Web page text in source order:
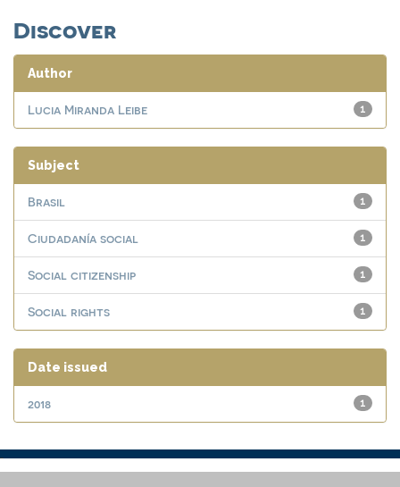
Discover
Author
1
Lucia Miranda Leibe
Subject
1
Brasil
1
Ciudadanía social
1
Social citizenship
1
Social rights
Date issued
1
2018